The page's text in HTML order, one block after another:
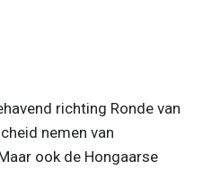
richting Ronde van
nemen van
ook de Hongaarse